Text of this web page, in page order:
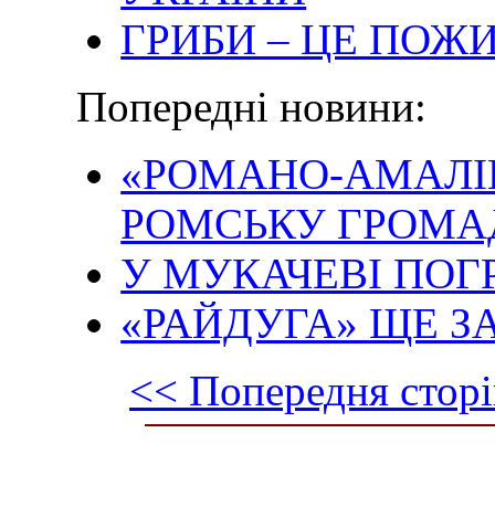
ГРИБИ – ЦЕ
Попередні новини:
«РОМАНО-
РОМСЬКУ
У МУКАЧЕВІ
«РАЙДУГА» ЩЕ
<< Попередня